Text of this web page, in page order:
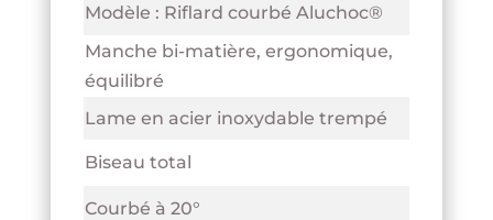
Modèle : Riflard courbé Aluchoc®
Manche bi-matière, ergonomique,
équilibré
Lame en acier inoxydable trempé
Biseau total
Courbé à 20°